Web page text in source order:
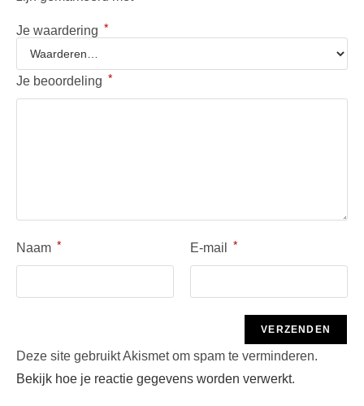
Je waardering *
Je beoordeling *
Naam * E-mail *
Deze site gebruikt Akismet om spam te verminderen.
Bekijk hoe je reactie gegevens worden verwerkt.